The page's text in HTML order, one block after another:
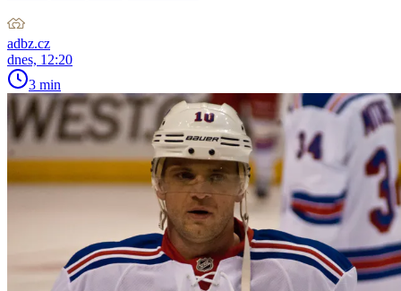
adbz.cz
dnes, 12:20
3 min